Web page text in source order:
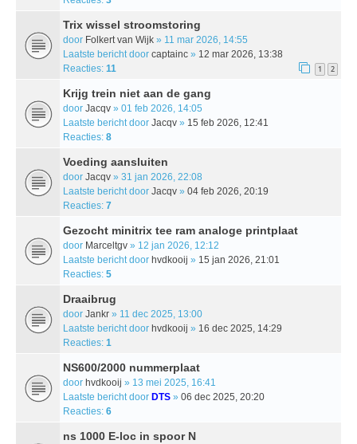
Trix wissel stroomstoring
door Folkert van Wijk » 11 mar 2026, 14:55
Laatste bericht door captainc » 12 mar 2026, 13:38
Reacties: 11 1 2
Krijg trein niet aan de gang
door Jacqv » 01 feb 2026, 14:05
Laatste bericht door Jacqv » 15 feb 2026, 12:41
Reacties: 8
Voeding aansluiten
door Jacqv » 31 jan 2026, 22:08
Laatste bericht door Jacqv » 04 feb 2026, 20:19
Reacties: 7
Gezocht minitrix tee ram analoge printplaat
door Marceltgv » 12 jan 2026, 12:12
Laatste bericht door hvdkooij » 15 jan 2026, 21:01
Reacties: 5
Draaibrug
door Jankr » 11 dec 2025, 13:00
Laatste bericht door hvdkooij » 16 dec 2025, 14:29
Reacties: 1
NS600/2000 nummerplaat
door hvdkooij » 13 mei 2025, 16:41
Laatste bericht door DTS » 06 dec 2025, 20:20
Reacties: 6
ns 1000 E-loc in spoor N